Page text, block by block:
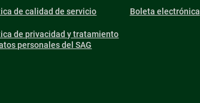
de calidad de servicio
de privacidad y tratamiento
personales del SAG
Boleta electrónica